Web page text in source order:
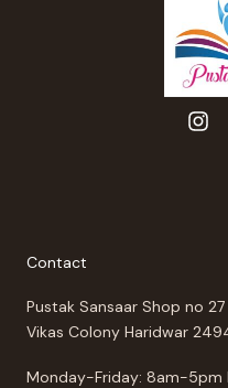
Contact
Pustak Sansaar Shop no
Vikas Colony Haridwar
Monday-Friday: 8am-5pm